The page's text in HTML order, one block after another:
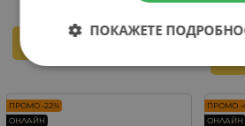
ПРОМО -22%
ОНЛАЙН
ПРОМО -
ОНЛАЙН
ПОКАЖЕТЕ